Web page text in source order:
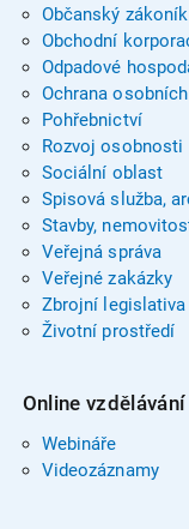
Občanský zákoník
Obchodní
Odpadové
Ochrana
Pohřebnictví
Rozvoj osobnosti
Sociální oblast
Spisová služba,
Stavby,
Veřejná správa
Veřejné zakázky
Zbrojní legislativa
Životní prostředí
Online vzdělávání
Webináře
Videozáznamy